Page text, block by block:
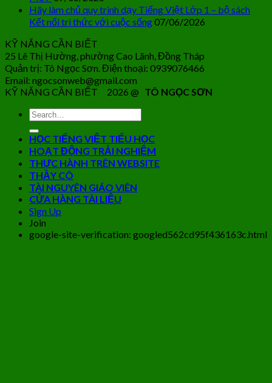
Hãy làm chủ quy trình dạy Tiếng Việt Lớp 1 – bộ sách
Kết nối tri thức với cuộc sống07/06/2026
KỸ NĂNG CẦN BIẾT
25 Lê Thị Hường, phường Cao Lãnh, Đồng Tháp
Quản trị: Tô Ngọc Sơn. Điện thoại: 0939076466
Email: ngocsonweb@gmail.com
KỸ NĂNG CẦN BIẾT 2026 @ TÔ NGỌC SƠN
HỌC TIẾNG VIỆT TIỂU HỌC
HOẠT ĐỘNG TRẢI NGHIỆM
THỰC HÀNH TRÊN WEBSITE
THẦY CÔ
TÀI NGUYÊN GIÁO VIÊN
CỬA HÀNG TÀI LIỆU
Sign Up
Join
google-site-verification: googled562cd95f436163c.html